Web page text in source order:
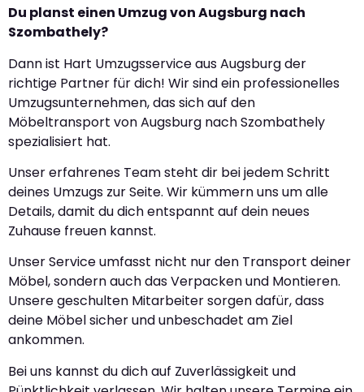
Du planst einen Umzug von Augsburg nach
Szombathely?
Dann ist Hart Umzugsservice aus Augsburg der
richtige Partner für dich! Wir sind ein professionelles
Umzugsunternehmen, das sich auf den
Möbeltransport von Augsburg nach Szombathely
spezialisiert hat.
Unser erfahrenes Team steht dir bei jedem Schritt
deines Umzugs zur Seite. Wir kümmern uns um alle
Details, damit du dich entspannt auf dein neues
Zuhause freuen kannst.
Unser Service umfasst nicht nur den Transport deiner
Möbel, sondern auch das Verpacken und Montieren.
Unsere geschulten Mitarbeiter sorgen dafür, dass
deine Möbel sicher und unbeschadet am Ziel
ankommen.
Bei uns kannst du dich auf Zuverlässigkeit und